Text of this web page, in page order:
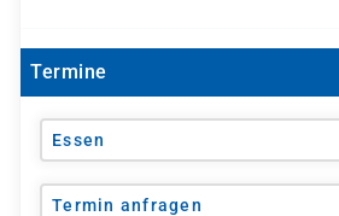
Termine
Essen
Termin anfragen